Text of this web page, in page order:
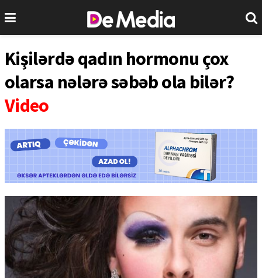
Kişilərdə qadın hormonu çox
olarsa nələrə səbəb ola bilər?
Video